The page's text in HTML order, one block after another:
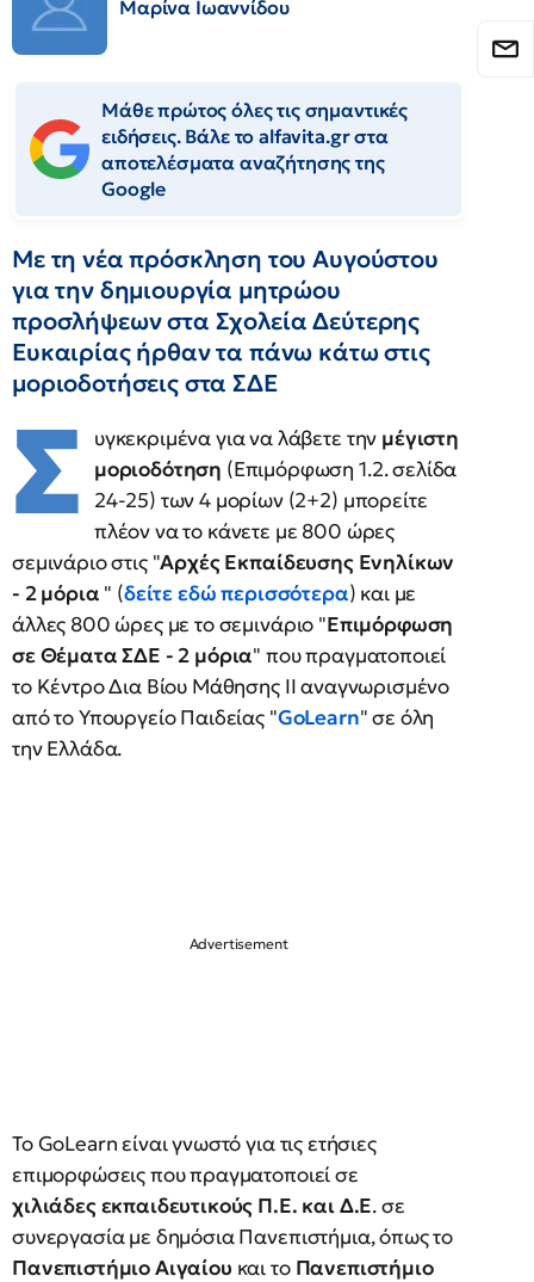
Μαρίνα Ιωαννίδου
Μάθε πρώτος όλες τις σημαντικές
ειδήσεις. Βάλε το alfavita.gr στα
αποτελέσματα αναζήτησης της
Google
Με τη νέα πρόσκληση του Αυγούστου
για την δημιουργία μητρώου
προσλήψεων στα Σχολεία Δεύτερης
Ευκαιρίας ήρθαν τα πάνω κάτω στις
μοριοδοτήσεις στα ΣΔΕ
Σ υγκεκριμένα για να λάβετε την μέγιστη
μοριοδότηση (Επιμόρφωση 1.2. σελίδα
24-25) των 4 μορίων (2+2) μπορείτε
πλέον να το κάνετε με 800 ώρες
σεμινάριο στις "Αρχές Εκπαίδευσης Ενηλίκων
- 2 μόρια " (δείτε εδώ περισσότερα) και με
άλλες 800 ώρες με το σεμινάριο "Επιμόρφωση
σε Θέματα ΣΔΕ - 2 μόρια" που πραγματοποιεί
το Κέντρο Δια Βίου Μάθησης ΙΙ αναγνωρισμένο
από το Υπουργείο Παιδείας "GoLearn" σε όλη
την Ελλάδα.
Το GoLearn είναι γνωστό για τις ετήσιες
επιμορφώσεις που πραγματοποιεί σε
χιλιάδες εκπαιδευτικούς Π.Ε. και Δ.Ε. σε
συνεργασία με δημόσια Πανεπιστήμια, όπως το
Πανεπιστήμιο Αιγαίου και το Πανεπιστήμιο